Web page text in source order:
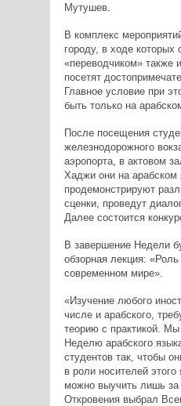
Мутушев.
В комплекс
городу, в ходе которых
«переводчиком» также
посетят
Главное условие при
быть только на
После посещения
железнодорожного
аэропорта, в актовом
Хаджи они на арабском
продемонстрируют
сценки, проведут
Далее состоится
В завершение Недели
обзорная лекция: «Роль
современном мире».
«Изучение любого
числе и арабского,
теорию с практикой. Мы
Неделю арабского
студентов так, чтобы
в роли носителей
можно выучить лишь за
Откровения выбрал